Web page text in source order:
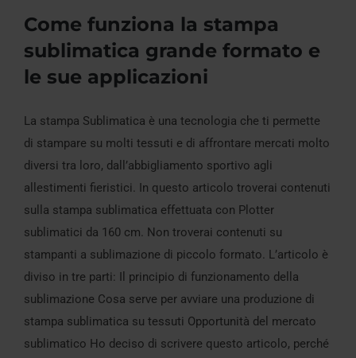
grande formato e le sue applicazioni
Come funziona la stampa
sublimatica grande formato e
le sue applicazioni
La stampa Sublimatica è una tecnologia che ti permette
di stampare su molti tessuti e di affrontare mercati molto
diversi tra loro, dall’abbigliamento sportivo agli
allestimenti fieristici. In questo articolo troverai contenuti
sulla stampa sublimatica effettuata con Plotter
sublimatici da 160 cm. Non troverai contenuti su
stampanti a sublimazione di piccolo formato. L’articolo è
diviso in tre parti: Il principio di funzionamento della
sublimazione Cosa serve per avviare una produzione di
stampa sublimatica su tessuti Opportunità del mercato
sublimatico Ho deciso di scrivere questo articolo, perché